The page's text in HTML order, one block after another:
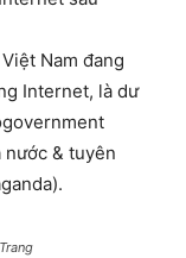
Nam đang
Internet, là dư
& tuyên